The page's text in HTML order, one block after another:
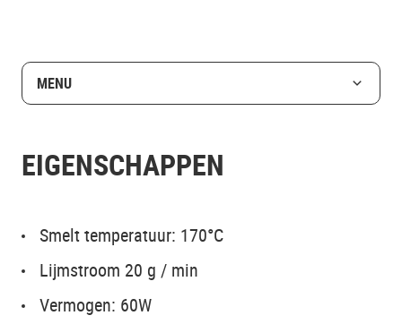
MENU
EIGENSCHAPPEN
Smelt temperatuur: 170°C
Lijmstroom 20 g / min
Vermogen: 60W